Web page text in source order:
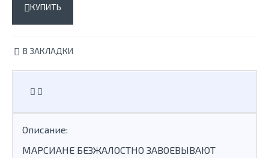
КУПИТЬ
В ЗАКЛАДКИ
Описание:
МАРСИАНЕ БЕЗЖАЛОСТНО ЗАВОЕВЫВАЮТ